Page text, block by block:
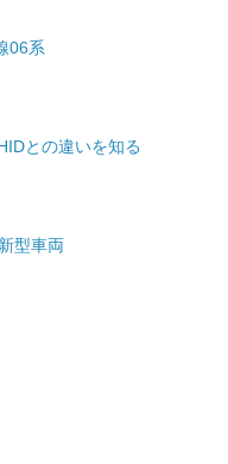
06系
との違いを知る
型車両